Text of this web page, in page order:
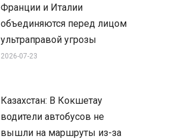
Франции и Италии
объединяются перед лицом
ультраправой угрозы
2026-07-23
Казахстан: В Кокшетау
водители автобусов не
вышли на маршруты из-за